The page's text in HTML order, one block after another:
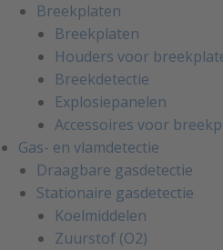
Breekplaten
Breekplaten
Houders voor
Breekdetectie
Explosiepanelen
Accessoires voor
Gas- en vlamdetectie
Draagbare gasdetectie
Stationaire gasdetectie
Koelmiddelen
Zuurstof (O2)